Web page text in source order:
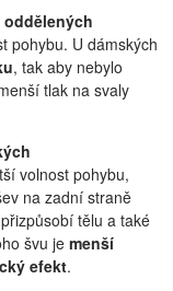
oddělených
pohybu. U dámských
, tak aby nebylo
tlak na svaly
volnost pohybu,
na zadní straně
tělu a také
švu jemenší
efekt.